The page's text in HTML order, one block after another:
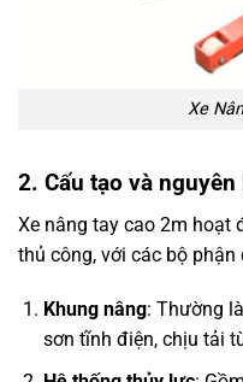
Xe
2. Cấu tạo và
Xe nâng tay cao 2m hoạt
thủ công, với các bộ phận
Khung nâng: Thường
sơn tĩnh điện, chịu tải